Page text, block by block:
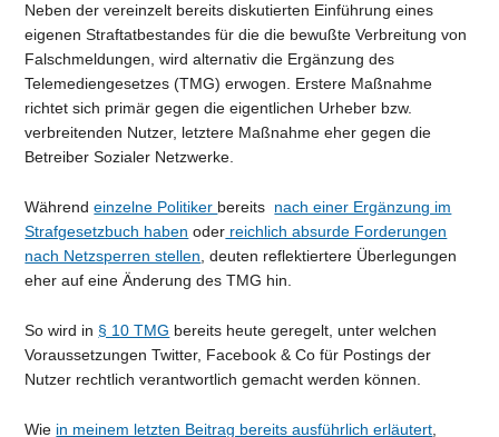
Neben der vereinzelt bereits diskutierten Einführung eines
eigenen Straftatbestandes für die die bewußte Verbreitung von
Falschmeldungen, wird alternativ die Ergänzung des
Telemediengesetzes (TMG) erwogen. Erstere Maßnahme
richtet sich primär gegen die eigentlichen Urheber bzw.
verbreitenden Nutzer, letztere Maßnahme eher gegen die
Betreiber Sozialer Netzwerke.
Währendeinzelne Politiker bereits nach einer Ergänzung im
Strafgesetzbuch haben oder reichlich absurde Forderungen
nach Netzsperren stellen , deuten reflektiertere Überlegungen
eher auf eine Änderung des TMG hin.
So wird in § 10 TMG bereits heute geregelt, unter welchen
Voraussetzungen Twitter, Facebook & Co für Postings der
Nutzer rechtlich verantwortlich gemacht werden können.
Wie in meinem letzten Beitrag bereits ausführlich erläutert